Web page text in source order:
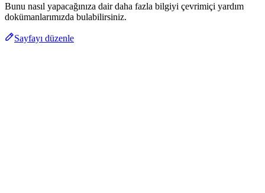
Bunu nasıl yapacağınıza dair daha fazla bilgiyi çevrimiçi yardım
dokümanlarımızda bulabilirsiniz.
Sayfayı düzenle